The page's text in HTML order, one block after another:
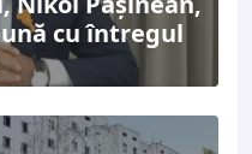
cu întregul